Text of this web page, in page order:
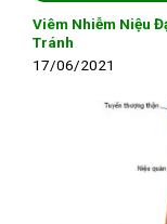
Viêm Nhiễm Niệu
Tránh
17/06/2021